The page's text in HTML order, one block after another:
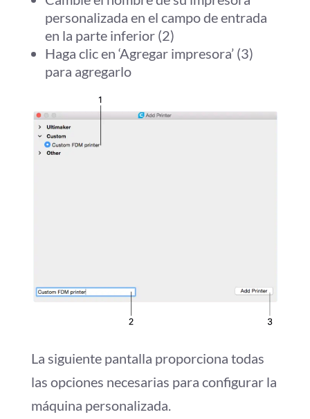
personalizada en el campo de entrada
en la parte inferior (2)
Haga clic en ‘Agregar impresora’ (3)
para agregarlo
La siguiente pantalla proporciona todas
las opciones necesarias para configurar la
máquina personalizada.